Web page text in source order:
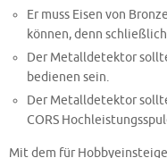
Er muss Eisen von
können, denn
Der Metalldetektor
bedienen sein.
Der Metalldetektor
CORS
Mit dem für